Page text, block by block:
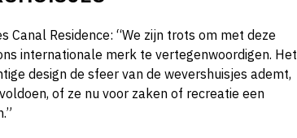
Canal Residence: “We zijn trots om met deze
internationale merk te vertegenwoordigen. Het
design de sfeer van de wevershuisjes ademt,
of ze nu voor zaken of recreatie een